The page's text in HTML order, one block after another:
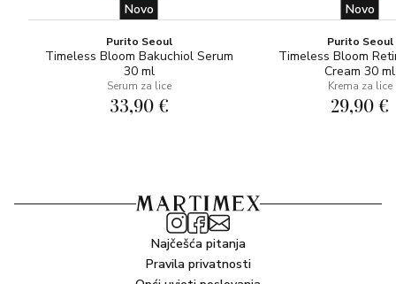
Novo
Purito Seoul
Timeless Bloom Bakuchiol Serum
30 ml
Serum za lice
33,90 €
Novo
Purito Seoul
Timeless Bloom
Cream 30 ml
Krema za lice
29,90 €
Najčešća pitanja
Pravila privatnosti